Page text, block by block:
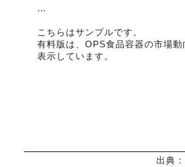
…
こちらはサンプルです。
有料版は、OPS食品容器の市場
表示しています。
出典